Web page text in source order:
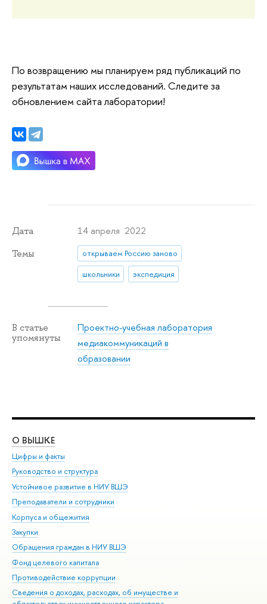
По возвращению мы планируем ряд публикаций по
результатам наших исследований. Следите за
обновлением сайта лаборатории!
Дата 14 апреля 2022
Темы
открываем Россию заново
школьники
экспедиция
В статье
упомянуты
Проектно-учебная лаборатория
медиакоммуникаций в
образовании
О ВЫШКЕ
Цифры и факты
Руководство и структура
Устойчивое развитие в НИУ ВШЭ
Преподаватели и сотрудники
Корпуса и общежития
Закупки
Обращения граждан в НИУ ВШЭ
Фонд целевого капитала
Противодействие коррупции
Сведения о доходах, расходах, об имуществе и